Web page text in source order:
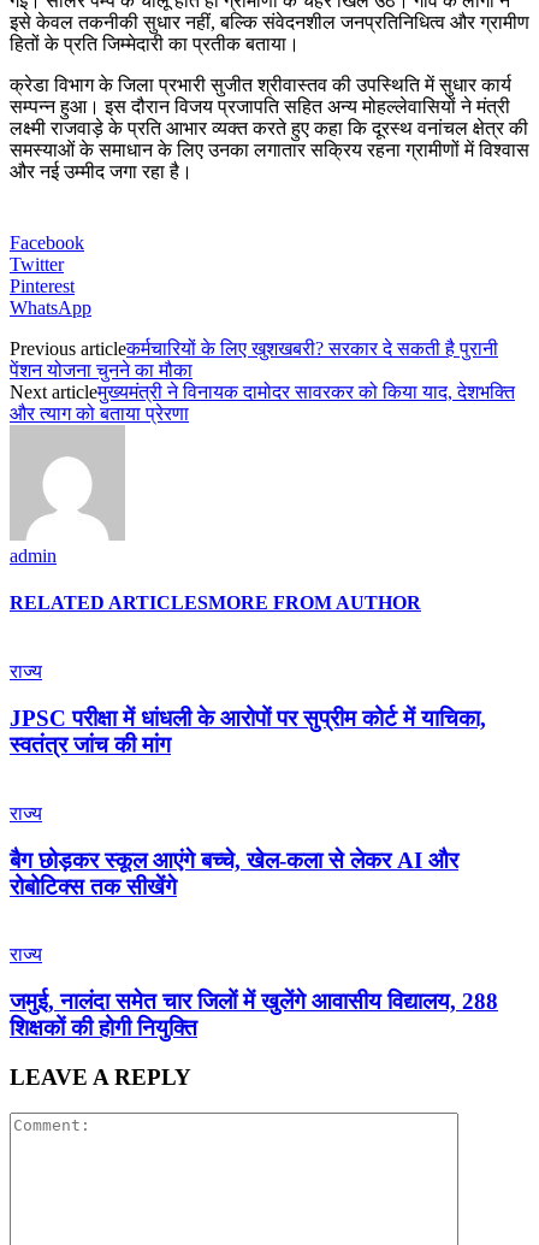
इसे केवल तकनीकी सुधार नहीं, बल्कि संवेदनशील जनप्रतिनिधित्व और ग्रामीण
हितों के प्रति जिम्मेदारी का प्रतीक बताया।
क्रेडा विभाग के जिला प्रभारी सुजीत श्रीवास्तव की उपस्थिति में सुधार कार्य
सम्पन्न हुआ। इस दौरान विजय प्रजापति सहित अन्य मोहल्लेवासियों ने मंत्री
लक्ष्मी राजवाड़े के प्रति आभार व्यक्त करते हुए कहा कि दूरस्थ वनांचल क्षेत्र की
समस्याओं के समाधान के लिए उनका लगातार सक्रिय रहना ग्रामीणों में विश्वास
और नई उम्मीद जगा रहा है।
Facebook
Twitter
Pinterest
WhatsApp
Previous articleकर्मचारियों के लिए खुशखबरी? सरकार दे सकती है पुरानी
पेंशन योजना चुनने का मौका
Next articleमुख्यमंत्री ने विनायक दामोदर सावरकर को किया याद, देशभक्ति
और त्याग को बताया प्रेरणा
admin
RELATED ARTICLESMORE FROM AUTHOR
राज्य
JPSC परीक्षा में धांधली के आरोपों पर सुप्रीम कोर्ट में याचिका,
स्वतंत्र जांच की मांग
राज्य
बैग छोड़कर स्कूल आएंगे बच्चे, खेल-कला से लेकर AI और
रोबोटिक्स तक सीखेंगे
राज्य
जमुई, नालंदा समेत चार जिलों में खुलेंगे आवासीय विद्यालय, 288
शिक्षकों की होगी नियुक्ति
LEAVE A REPLY